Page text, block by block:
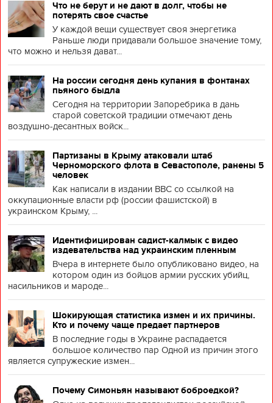
Что не берут и не дают в долг, чтобы не
потерять свое счастье
У каждой вещи существует своя энергетика
Раньше люди придавали большое значение тому,
что можно и нельзя дават...
На россии сегодня день купания в фонтанах
пьяного быдла
Сегодня на территории Запоребрика в дань
старой советской традиции отмечают день
воздушно-десантных войск...
Партизаны в Крыму атаковали штаб
Черноморского флота в Севастополе, ранены 5
человек
Как написали в издании BBC со ссылкой на
оккупационные власти рф (россии фашистской) в
украинском Крыму, ...
Идентифицирован садист-калмык с видео
издевательства над украинским пленным
Вчера в интернете было опубликовано видео, на
котором один из бойцов армии русских убийц,
насильников и мароде...
Шокирующая статистика измен и их причины.
Кто и почему чаще предает партнеров
В последние годы в Украине распадается
большое количество пар Одной из причин этого
является супружеские измен...
Почему Симоньян называют боброедкой?